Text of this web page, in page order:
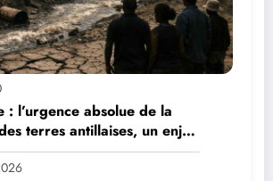
: l’urgence absolue de la
terres antillaises, un enjeu
et